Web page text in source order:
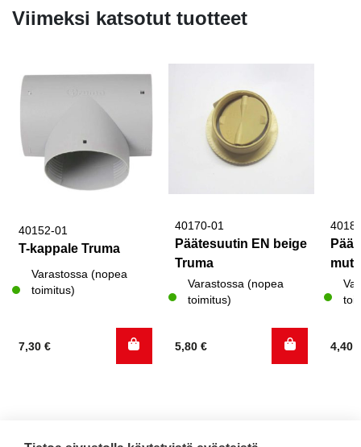
Viimeksi katsotut tuotteet
40152-01
T-kappale Truma
Varastossa (nopea
toimitus)
7,30 €
40170-01
Päätesuutin EN beige
Truma
Varastossa (nopea
toimitus)
5,80 € 4,40